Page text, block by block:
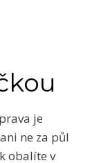
je
ne za půl
obalíte v